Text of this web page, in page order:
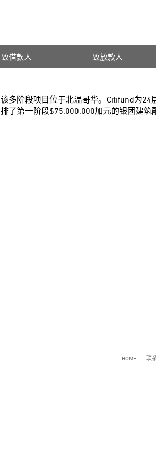
致借款人 致放款人
该多阶段项目位于北温哥华。Citifund为
排了第一阶段$75,000,000加元的银团建筑
HOME 联